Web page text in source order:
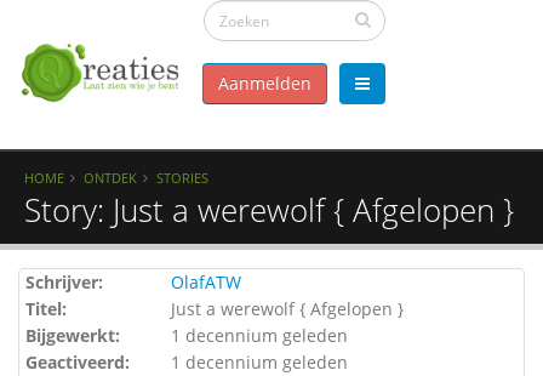
Aanmelden
HOME ONTDEK STORIES
Story: Just a werewolf { Afgelopen }
Schrijver:
OlafATW
Titel:
Just a werewolf { Afgelopen }
Bijgewerkt:
1 decennium geleden
Geactiveerd:
1 decennium geleden